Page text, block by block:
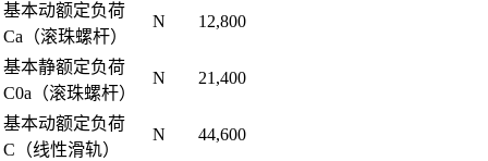
基本动额定负荷
Ca（滚珠螺杆）
N 12,800
基本静额定负荷
C0a（滚珠螺杆）
N 21,400
基本动额定负荷
C（线性滑轨）
N 44,600